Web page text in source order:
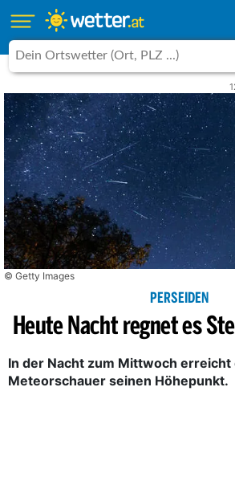
© Getty Images
PERSEIDEN
Heute Nacht regnet es
In der Nacht zum Mittwoch
Meteorschauer seinen Höhepunkt.